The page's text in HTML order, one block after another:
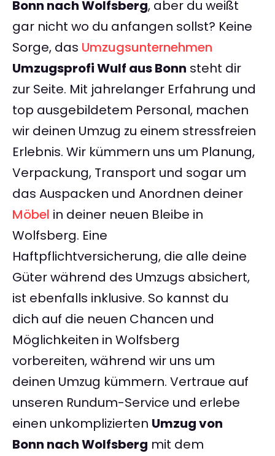
Bonn nach Wolfsberg, aber du weißt
gar nicht wo du anfangen sollst? Keine
Sorge, das Umzugsunternehmen
Umzugsprofi Wulf aus Bonn steht dir
zur Seite. Mit jahrelanger Erfahrung und
top ausgebildetem Personal, machen
wir deinen Umzug zu einem stressfreien
Erlebnis. Wir kümmern uns um Planung,
Verpackung, Transport und sogar um
das Auspacken und Anordnen deiner
Möbel in deiner neuen Bleibe in
Wolfsberg. Eine
Haftpflichtversicherung, die alle deine
Güter während des Umzugs absichert,
ist ebenfalls inklusive. So kannst du
dich auf die neuen Chancen und
Möglichkeiten in Wolfsberg
vorbereiten, während wir uns um
deinen Umzug kümmern. Vertraue auf
unseren Rundum-Service und erlebe
einen unkomplizierten Umzug von
Bonn nach Wolfsberg mit dem